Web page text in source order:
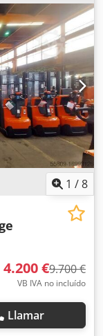
Elektro,
de carga:
kg Tipo de mástil:
Estado
Tipo:
18x7-8
batería: 48V Ah
HSR Chjdpou D
batería: 2014
lateral, 3ª
de protección
1 /8
4.200 €9.700 €
VB IVA no incluído
Llamar